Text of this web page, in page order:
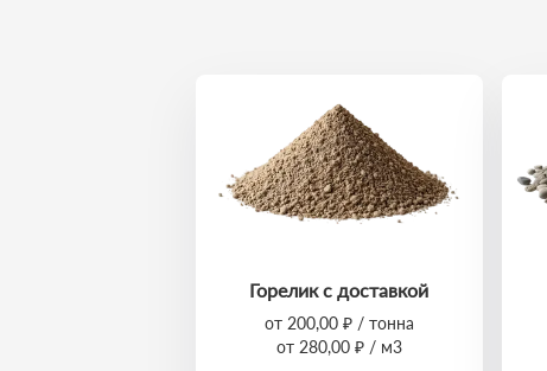
Горелик с доставкой
от 200,00 ₽ / тонна
от 280,00 ₽ / м3